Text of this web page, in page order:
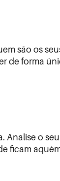
são os
de forma
Analise o
ficam